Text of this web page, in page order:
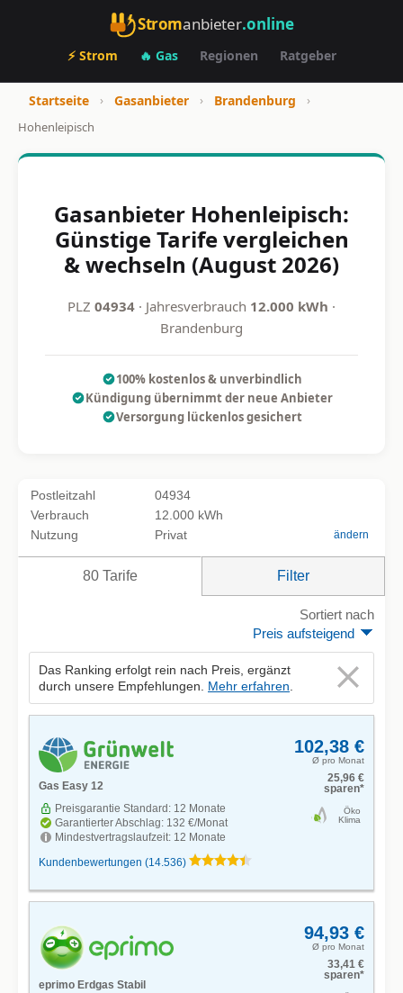
Stromanbieter.online
⚡ Strom 🔥 Gas Regionen Ratgeber
Startseite › Gasanbieter › Brandenburg
›
Hohenleipisch
Gasanbieter Hohenleipisch:
Günstige Tarife vergleichen
& wechseln (August 2026)
PLZ 04934 · Jahresverbrauch 12.000 kWh ·
Brandenburg
100% kostenlos & unverbindlich
Kündigung übernimmt der neue Anbieter
Versorgung lückenlos gesichert